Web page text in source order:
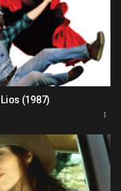
(1987)